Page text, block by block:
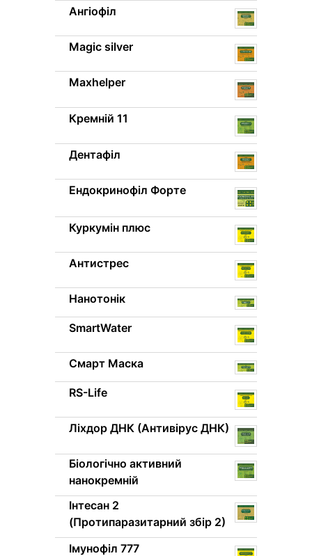
Ангіофіл
Magic silver
Maxhelper
Кремній 11
Дентафіл
Ендокринофіл Форте
Куркумін плюс
Антистрес
Нанотонік
SmartWater
Смарт Маска
RS-Life
Ліхдор ДНК (Антивірус ДНК)
Біологічно активний
нанокремній
Інтесан 2
(Протипаразитарний збір 2)
Імунофіл 777